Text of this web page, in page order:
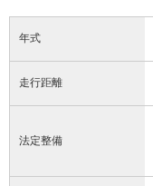
年式
走行距離
法定整備